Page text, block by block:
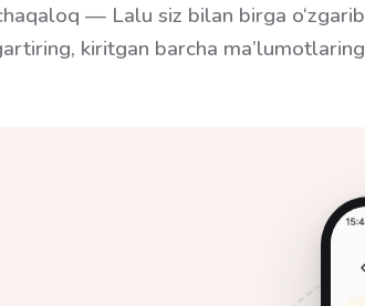
— Lalu siz bilan birga
kiritgan barcha